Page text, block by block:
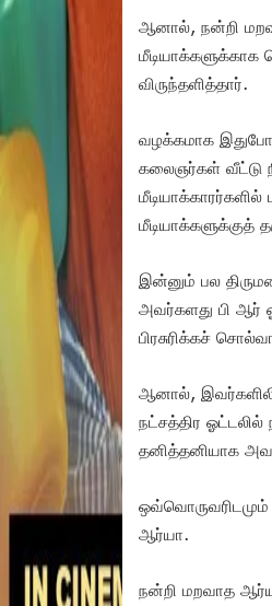
ஆனால், நன்றி
விருந்தளித்தார்.
வழக்கமாக
கலைஞர்கள் வீட்டு
மீடியாக்களுக்குத்
இன்னும் பல
அவர்களது பி ஆர்
பிரசுரிக்கச்
ஆனால்,
நட்சத்திர
தனித்தனியாக
ஒவ்வொருவரிடமும்
ஆர்யா.
நன்றி மறவாத